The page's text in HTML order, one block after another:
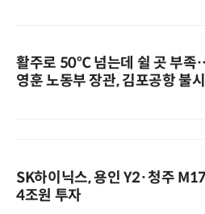
활주로 50℃ 넘는데 쉴 곳 부족
영훈 노동부 장관, 김포공항 불
SK하이닉스, 용인 Y2·청주
4조원 투자